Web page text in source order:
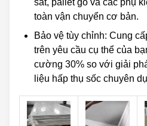
sắt, pallet gỗ và các phụ
toàn vận chuyển cơ bản.
Bảo vệ tùy chỉnh: Cung
trên yêu cầu cụ thể của
cường 30% so với giải
liệu hấp thụ sốc chuyên